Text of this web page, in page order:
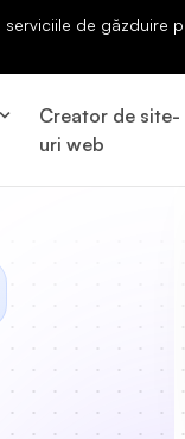
serviciile de găzduire
Creator de site-
uri web